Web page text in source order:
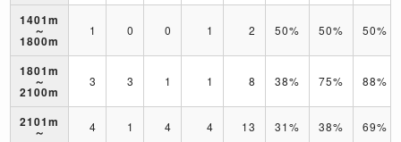
1401m
～
1800m
1 0 0 1 2 50% 50% 50%
1801m
～
2100m
3 3 1 1 8 38% 75% 88%
2101m
～ 4 1 4 4 13 31% 38% 69%